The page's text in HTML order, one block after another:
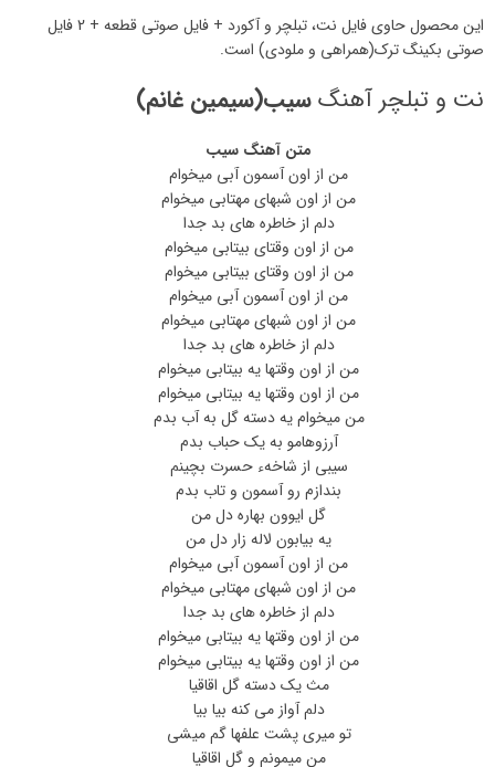
این محصول حاوی فایل نت، تبلچر و آکورد + فایل صوتی قطعه + 2 فایل
صوتی بکینگ ترک(همراهی و ملودی) است.
نت و تبلچر آهنگسیب(سیمین غانم)
متن آهنگ سیب
من از اون آسمون آبی میخوام
من از اون شبهای مهتابی میخوام
دلم از خاطره های بد جدا
من از اون وقتای بیتابی میخوام
من از اون وقتای بیتابی میخوام
من از اون آسمون آبی میخوام
من از اون شبهای مهتابی میخوام
دلم از خاطره های بد جدا
من از اون وقتها یه بیتابی میخوام
من از اون وقتها یه بیتابی میخوام
من میخوام یه دسته گل به آب بدم
آرزوهامو به یک حباب بدم
سیبی از شاخهء حسرت بچینم
بندازم رو آسمون و تاب بدم
گل ایوون بهاره دل من
یه بیابون لاله زار دل من
من از اون آسمون آبی میخوام
من از اون شبهای مهتابی میخوام
دلم از خاطره های بد جدا
من از اون وقتها یه بیتابی میخوام
من از اون وقتها یه بیتابی میخوام
مث یک دسته گل اقاقیا
دلم آواز می کنه بیا بیا
تو میری پشت علفها گم میشی
من میمونم و گل اقاقیا